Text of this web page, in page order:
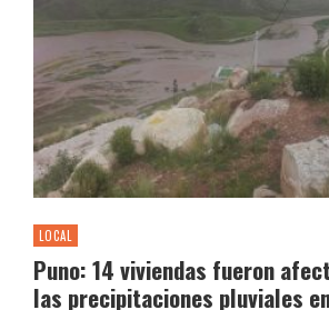
LOCAL
Puno: 14 viviendas fueron
las precipitaciones pluviales